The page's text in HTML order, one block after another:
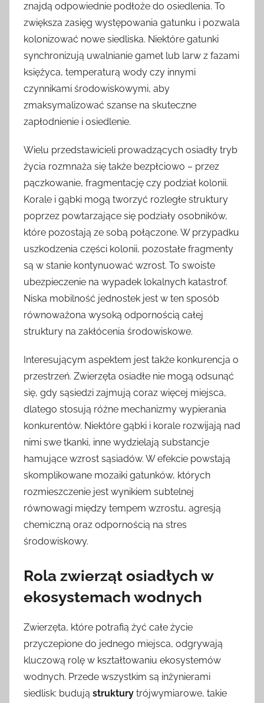
znajdą odpowiednie podłoże do osiedlenia. To
zwiększa zasięg występowania gatunku i pozwala
kolonizować nowe siedliska. Niektóre gatunki
synchronizują uwalnianie gamet lub larw z fazami
księżyca, temperaturą wody czy innymi
czynnikami środowiskowymi, aby
zmaksymalizować szanse na skuteczne
zapłodnienie i osiedlenie.
Wielu przedstawicieli prowadzących osiadły tryb
życia rozmnaża się także bezpłciowo – przez
pączkowanie, fragmentację czy podział kolonii.
Korale i gąbki mogą tworzyć rozległe struktury
poprzez powtarzające się podziały osobników,
które pozostają ze sobą połączone. W przypadku
uszkodzenia części kolonii, pozostałe fragmenty
są w stanie kontynuować wzrost. To swoiste
ubezpieczenie na wypadek lokalnych katastrof.
Niska mobilność jednostek jest w ten sposób
równoważona wysoką odpornością całej
struktury na zakłócenia środowiskowe.
Interesującym aspektem jest także konkurencja o
przestrzeń. Zwierzęta osiadłe nie mogą odsunąć
się, gdy sąsiedzi zajmują coraz więcej miejsca,
dlatego stosują różne mechanizmy wypierania
konkurentów. Niektóre gąbki i korale rozwijają nad
nimi swe tkanki, inne wydzielają substancje
hamujące wzrost sąsiadów. W efekcie powstają
skomplikowane mozaiki gatunków, których
rozmieszczenie jest wynikiem subtelnej
równowagi między tempem wzrostu, agresją
chemiczną oraz odpornością na stres
środowiskowy.
Rola zwierząt osiadłych w
ekosystemach wodnych
Zwierzęta, które potrafią żyć całe życie
przyczepione do jednego miejsca, odgrywają
kluczową rolę w kształtowaniu ekosystemów
wodnych. Przede wszystkim są inżynierami
siedlisk: budują struktury trójwymiarowe, takie